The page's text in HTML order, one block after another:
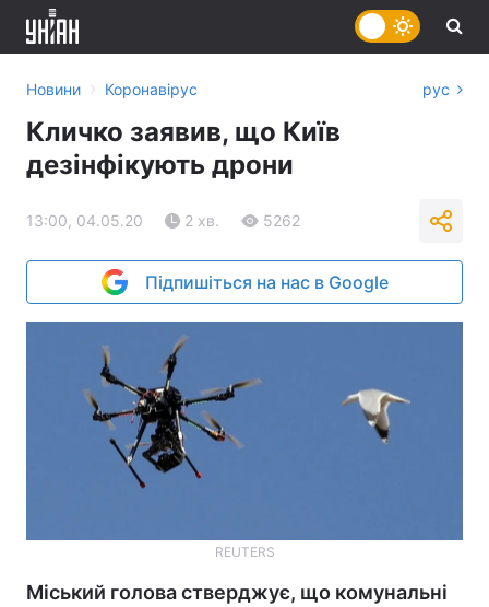
Новини › Коронавірус рус
Кличко заявив, що Київ
дезінфікують дрони
13:00, 04.05.20 2 хв. 5262
Підпишіться на нас в Google
REUTERS
Міський голова стверджує, що комунальні